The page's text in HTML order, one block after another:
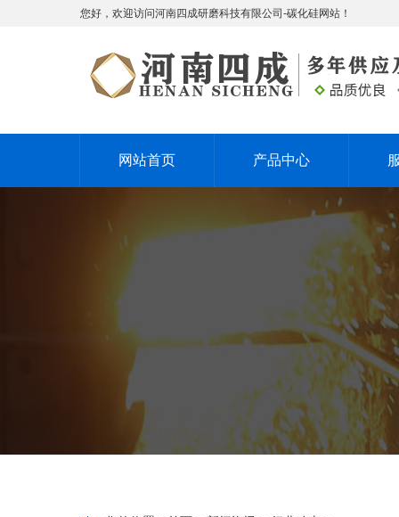
您好，欢迎访问河南四成研磨科技有限公司-碳化硅网站！
网站首页 产品中心